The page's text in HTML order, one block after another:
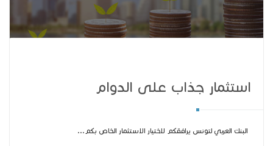
استثمار جذاب على الدوام
البنك العربي لتونس يرافقكم لاختيار الاستثمار الخاص بكم...